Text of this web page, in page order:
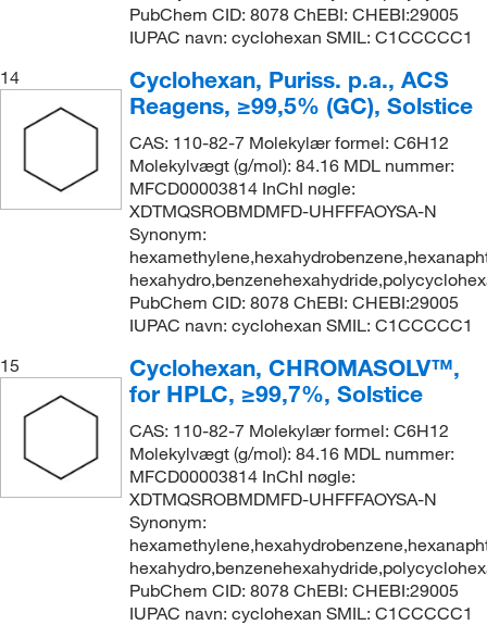
PubChem CID: 8078 ChEBI: CHEBI:29005
IUPAC navn: cyclohexan SMIL: C1CCCCC1
14
Cyclohexan, Puriss. p.a., ACS
Reagens, ≥99,5% (GC), Solstice
CAS: 110-82-7 Molekylær formel: C6H12
Molekylvægt (g/mol): 84.16 MDL nummer:
MFCD00003814 InChI nøgle:
XDTMQSROBMDMFD-UHFFFAOYSA-N
Synonym:
PubChem CID: 8078 ChEBI: CHEBI:29005
IUPAC navn: cyclohexan SMIL: C1CCCCC1
15
Cyclohexan, CHROMASOLV™,
for HPLC, ≥99,7%, Solstice
CAS: 110-82-7 Molekylær formel: C6H12
Molekylvægt (g/mol): 84.16 MDL nummer:
MFCD00003814 InChI nøgle:
XDTMQSROBMDMFD-UHFFFAOYSA-N
Synonym:
PubChem CID: 8078 ChEBI: CHEBI:29005
IUPAC navn: cyclohexan SMIL: C1CCCCC1